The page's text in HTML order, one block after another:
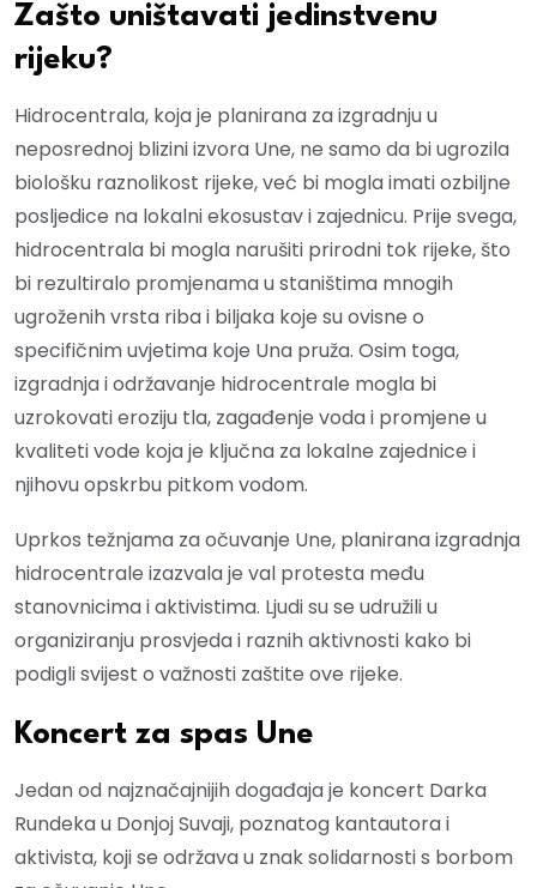
Zašto uništavati jedinstvenu
rijeku?
Hidrocentrala, koja je planirana za izgradnju u
neposrednoj blizini izvora Une, ne samo da bi ugrozila
biološku raznolikost rijeke, već bi mogla imati ozbiljne
posljedice na lokalni ekosustav i zajednicu. Prije svega,
hidrocentrala bi mogla narušiti prirodni tok rijeke, što
bi rezultiralo promjenama u staništima mnogih
ugroženih vrsta riba i biljaka koje su ovisne o
specifičnim uvjetima koje Una pruža. Osim toga,
izgradnja i održavanje hidrocentrale mogla bi
uzrokovati eroziju tla, zagađenje voda i promjene u
kvaliteti vode koja je ključna za lokalne zajednice i
njihovu opskrbu pitkom vodom.
Uprkos težnjama za očuvanje Une, planirana izgradnja
hidrocentrale izazvala je val protesta među
stanovnicima i aktivistima. Ljudi su se udružili u
organiziranju prosvjeda i raznih aktivnosti kako bi
podigli svijest o važnosti zaštite ove rijeke.
Koncert za spas Une
Jedan od najznačajnijih događaja je koncert Darka
Rundeka u Donjoj Suvaji, poznatog kantautora i
aktivista, koji se održava u znak solidarnosti s borbom